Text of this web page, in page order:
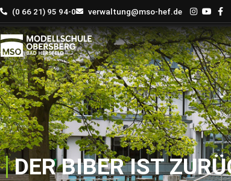
Zum
Inhalt
springen
(0 66 21) 95 94-0 verwaltung@mso-hef.de
DER BIBER IST